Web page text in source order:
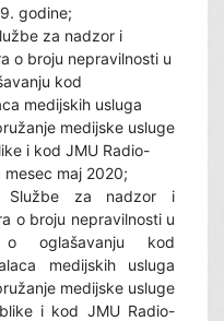
godine;
za nadzor i
o broju nepravilnosti u
kod
medijskih usluga
medijske usluge
i kod JMU Radio-
mesec maj 2020;
Službe za nadzor i
o broju nepravilnosti u
oglašavanju kod
medijskih usluga
medijske usluge
i kod JMU Radio-